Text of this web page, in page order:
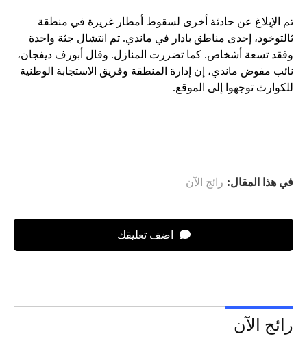
تم الإبلاغ عن حادثة أخرى لسقوط أمطار غزيرة في منطقة
ثالتوخود، إحدى مناطق بادار في ماندي. تم انتشال جثة واحدة
وفقد تسعة أشخاص. كما تضررت المنازل. وقال أبورف ديفجان،
نائب مفوض ماندي، إن إدارة المنطقة وفريق الاستجابة الوطنية
للكوارث توجهوا إلى الموقع.
في هذا المقال: رائج الآن
اضف تعليقك
رائج الآن